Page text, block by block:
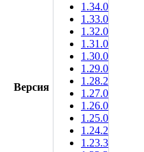
Версия
1.34.0
1.33.0
1.32.0
1.31.0
1.30.0
1.29.0
1.28.2
1.27.0
1.26.0
1.25.0
1.24.2
1.23.3